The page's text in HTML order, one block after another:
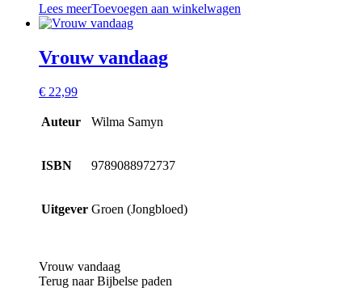
Lees meerToevoegen aan winkelwagen
Vrouw vandaag
€ 22,99
Auteur Wilma Samyn
ISBN 9789088972737
Uitgever Groen (Jongbloed)
Vrouw vandaag
Terug naar Bijbelse paden